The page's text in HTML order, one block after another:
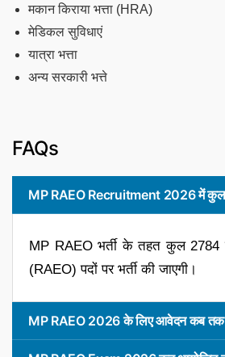
मकान किराया भत्ता (HRA)
मेडिकल सुविधाएं
यात्रा भत्ता
अन्य सरकारी भत्ते
FAQs
MP RAEO Recruitment 2026 में कुल
MP RAEO भर्ती के तहत कुल 2784
(RAEO) पदों पर भर्ती की जाएगी।
MP RAEO 2026 के लिए आवेदन कब तक